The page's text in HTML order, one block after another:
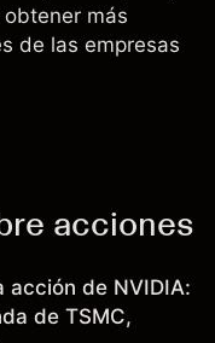
obtener más
de las empresas
acciones
acción de NVIDIA:
de TSMC,